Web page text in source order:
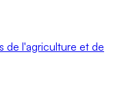
de l'agriculture et de